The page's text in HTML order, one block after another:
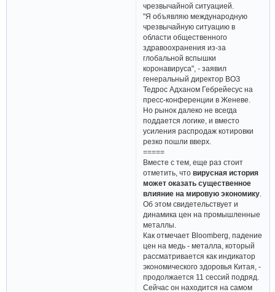
чрезвычайной ситуацией.
"Я объявляю международную
чрезвычайную ситуацию в
области общественного
здравоохранения из-за
глобальной вспышки
коронавируса", - заявил
генеральный директор ВОЗ
Тедрос Адханом Гебрейесус на
пресс-конференции в Женеве.
Но рынок далеко не всегда
поддается логике, и вместо
усиления распродаж котировки
резко пошли вверх.
=====
Вместе с тем, еще раз стоит
отметить, что вирусная история
может оказать существенное
влияние на мировую экономику
Об этом свидетельствует и
динамика цен на промышленные
металлы.
Как отмечает Bloomberg, падение
цен на медь - металла, который
рассматривается как индикатор
экономического здоровья Китая, -
продолжается 11 сессий подряд.
Сейчас он находится на самом